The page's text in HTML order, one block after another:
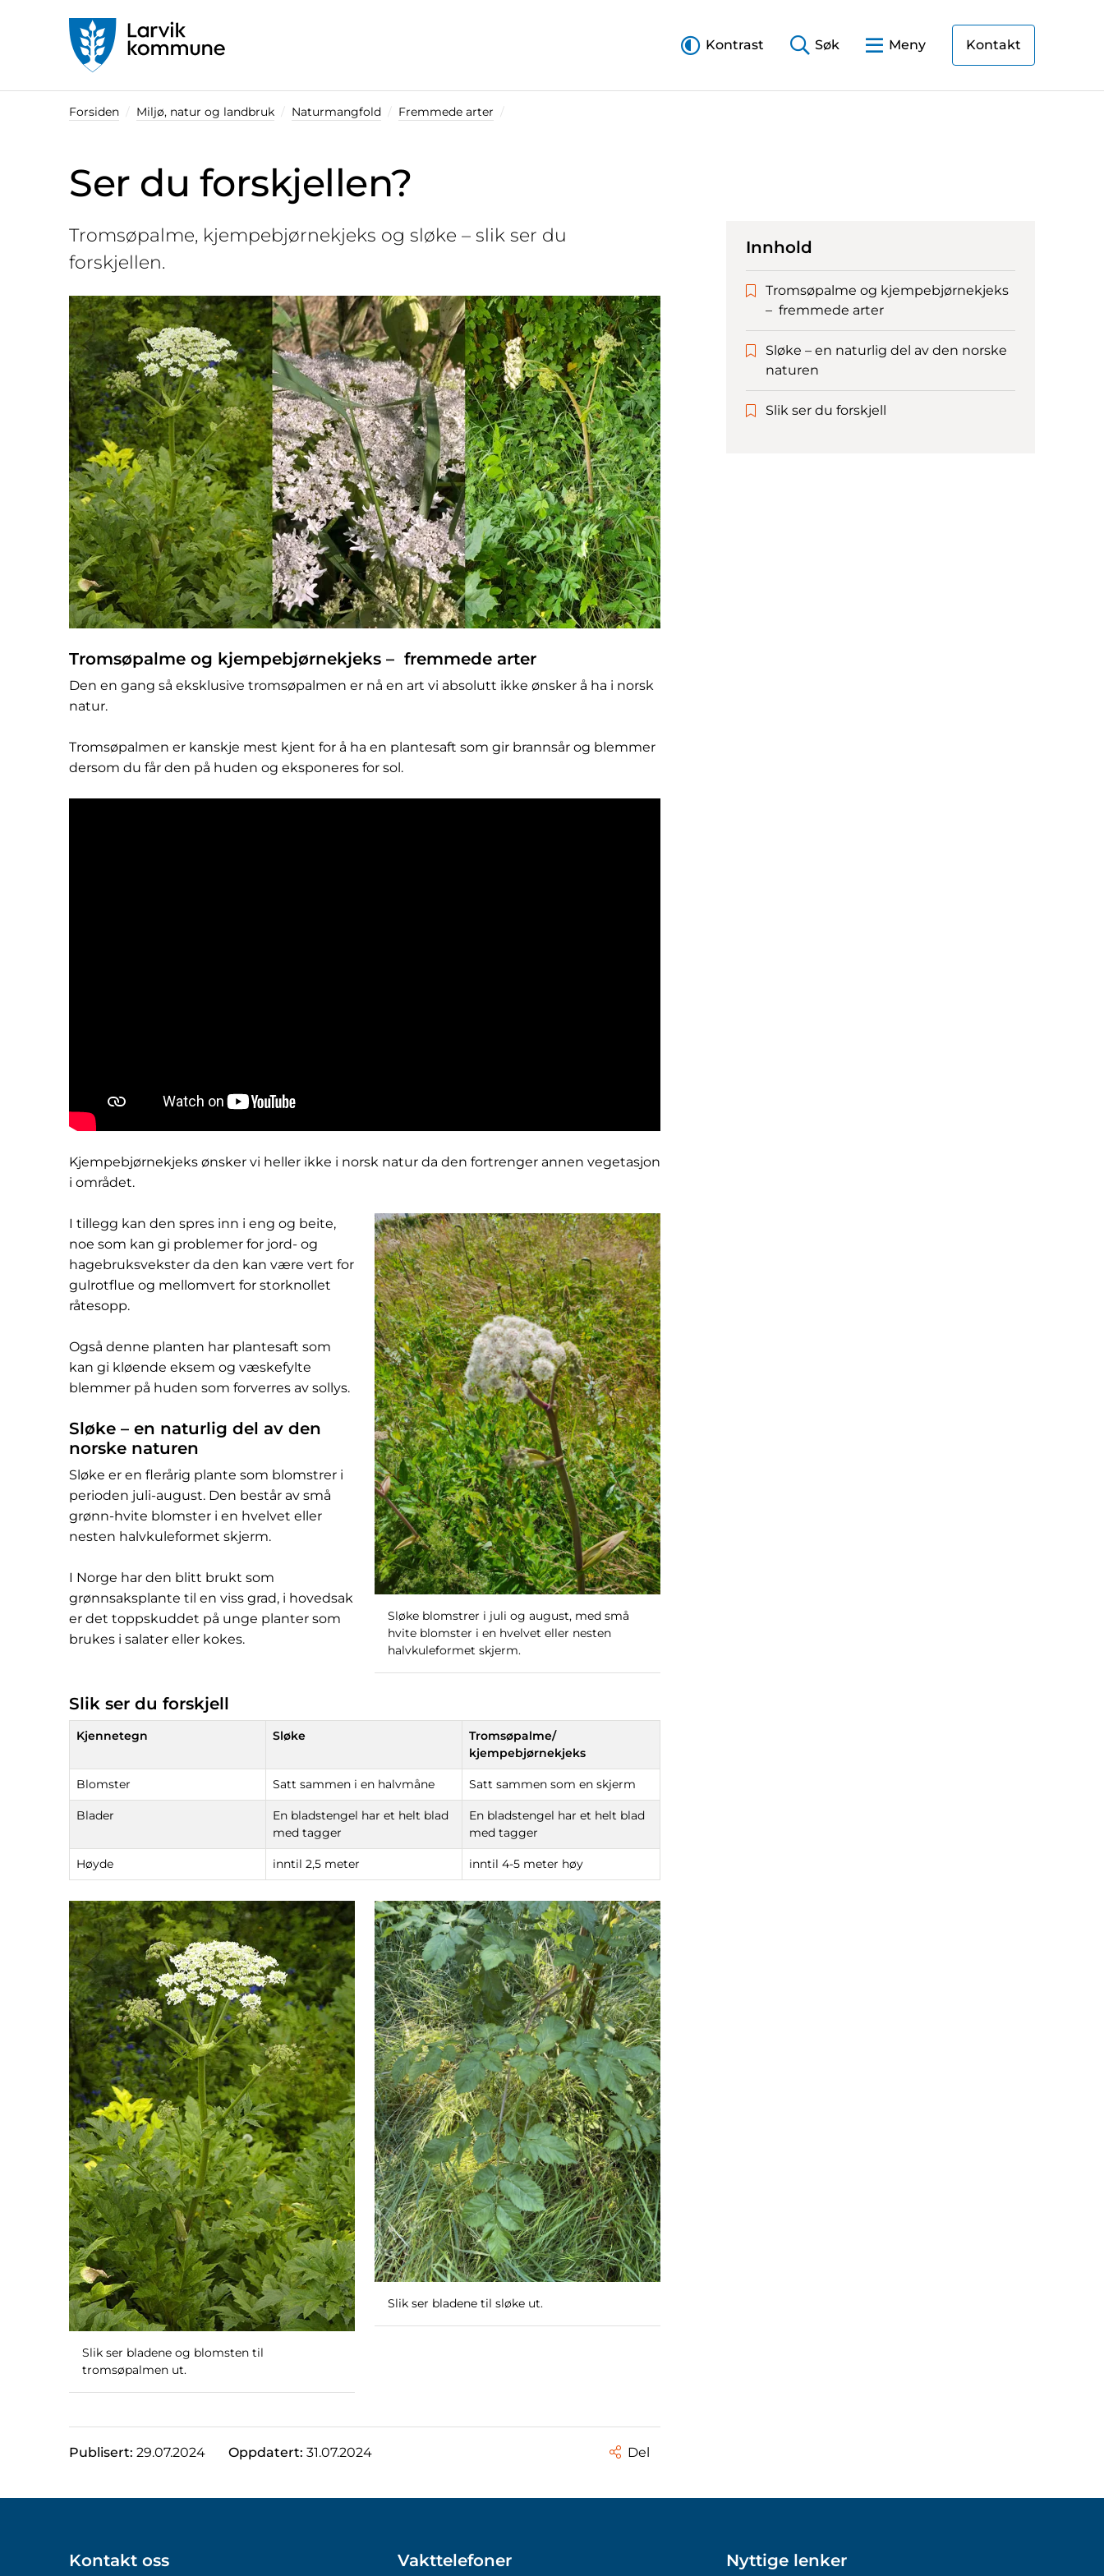
Kontrast Søk Meny Kontakt
Forsiden Miljø, natur og landbruk Naturmangfold Fremmede arter
Ser du forskjellen?
Innhold
Tromsøpalme og kjempebjørnekjeks
– fremmede arter
Sløke – en naturlig del av den norske
naturen
Slik ser du forskjell
Tromsøpalme, kjempebjørnekjeks og sløke – slik ser du
forskjellen.
Tromsøpalme og kjempebjørnekjeks – fremmede arter
Den en gang så eksklusive tromsøpalmen er nå en art vi absolutt ikke ønsker å ha i norsk
natur.
Tromsøpalmen er kanskje mest kjent for å ha en plantesaft som gir brannsår og blemmer
dersom du får den på huden og eksponeres for sol.
Kjempebjørnekjeks ønsker vi heller ikke i norsk natur da den fortrenger annen vegetasjon
i området.
I tillegg kan den spres inn i eng og beite,
noe som kan gi problemer for jord- og
hagebruksvekster da den kan være vert for
gulrotflue og mellomvert for storknollet
råtesopp.
Også denne planten har plantesaft som
kan gi kløende eksem og væskefylte
blemmer på huden som forverres av sollys.
Sløke – en naturlig del av den
norske naturen
Sløke er en flerårig plante som blomstrer i
perioden juli-august. Den består av små
grønn-hvite blomster i en hvelvet eller
nesten halvkuleformet skjerm.
I Norge har den blitt brukt som
grønnsaksplante til en viss grad, i hovedsak
er det toppskuddet på unge planter som
brukes i salater eller kokes.
Sløke blomstrer i juli og august, med små
hvite blomster i en hvelvet eller nesten
halvkuleformet skjerm.
Slik ser du forskjell
Kjennetegn Sløke
Tromsøpalme/
kjempebjørnekjeks
Blomster Satt sammen i en halvmåne Satt sammen som en skjerm
Blader
En bladstengel har et helt blad
med tagger
En bladstengel har et helt blad
med tagger
Høyde inntil 2,5 meter inntil 4-5 meter høy
Slik ser bladene og blomsten til
tromsøpalmen ut.
Slik ser bladene til sløke ut.
Publisert: 29.07.2024 Oppdatert: 31.07.2024 Del
Kontakt oss Vakttelefoner Nyttige lenker